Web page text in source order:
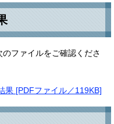
ファイルをご確認くださ
果 [PDFファイル／119KB]